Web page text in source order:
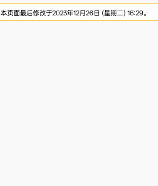
本页面最后修改于2023年12月26日 (星期二) 16:29。